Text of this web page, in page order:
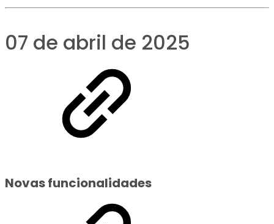
07 de abril de 2025
Novas funcionalidades